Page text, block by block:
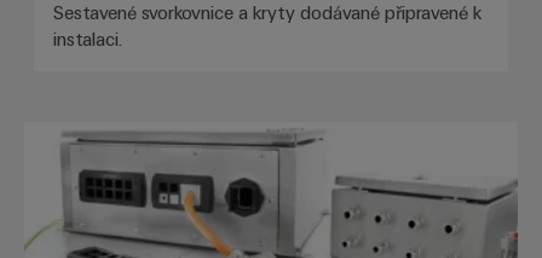
Sestavené svorkovnice a kryty dodávané připravené k
instalaci.
Systémy a komponenty pro